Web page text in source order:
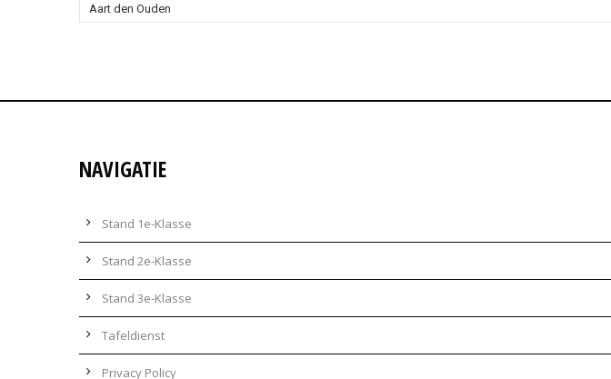
Aart den Ouden
NAVIGATIE
Stand 1e-Klasse
Stand 2e-Klasse
Stand 3e-Klasse
Tafeldienst
Privacy Policy